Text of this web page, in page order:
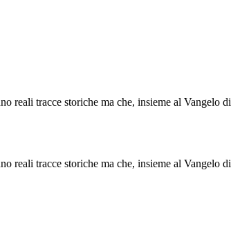
reali tracce storiche ma che, insieme al Vangelo
reali tracce storiche ma che, insieme al Vangelo